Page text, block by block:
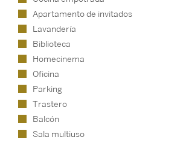
Apartamento de invitados
Lavandería
Biblioteca
Homecinema
Oficina
Parking
Trastero
Balcón
Sala multiuso